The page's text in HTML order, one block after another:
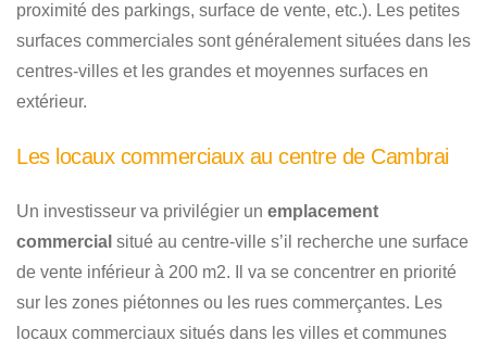
proximité des parkings, surface de vente, etc.). Les petites
surfaces commerciales sont généralement situées dans les
centres-villes et les grandes et moyennes surfaces en
extérieur.
Les locaux commerciaux au centre de Cambrai
Un investisseur va privilégier un emplacement
commercial situé au centre-ville s’il recherche une surface
de vente inférieur à 200 m2. Il va se concentrer en priorité
sur les zones piétonnes ou les rues commerçantes. Les
locaux commerciaux situés dans les villes et communes